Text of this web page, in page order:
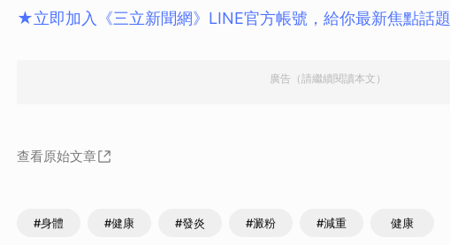
★立即加入《三立新聞網》LINE官方帳號，給你最新焦點話題
廣告（請繼續閱讀本文）
查看原始文章
#身體 #健康 #發炎 #澱粉 #減重 健康